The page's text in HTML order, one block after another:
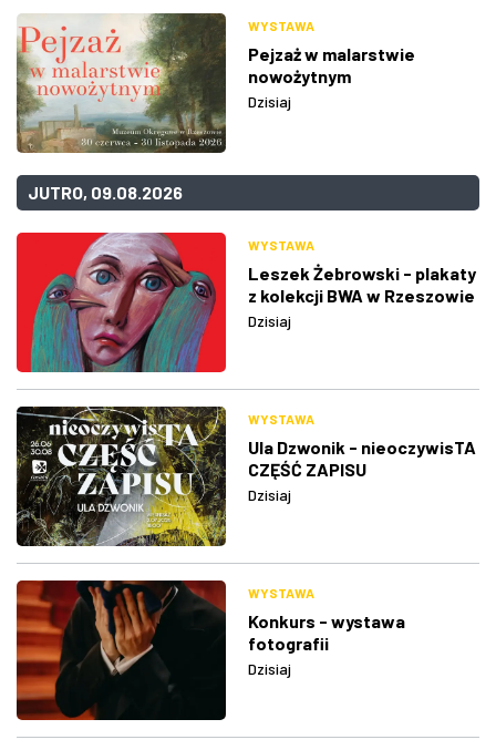
WYSTAWA
Pejzaż w malarstwie
nowożytnym
Dzisiaj
JUTRO, 09.08.2026
WYSTAWA
Leszek Żebrowski - plakaty
z kolekcji BWA w Rzeszowie
Dzisiaj
WYSTAWA
Ula Dzwonik - nieoczywisTA
CZĘŚĆ ZAPISU
Dzisiaj
WYSTAWA
Konkurs - wystawa
fotografii
Dzisiaj